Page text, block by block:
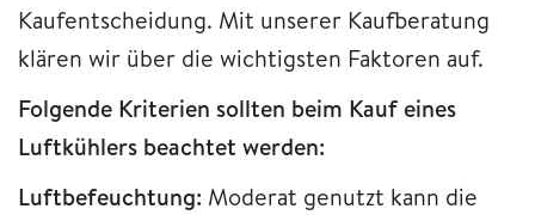
Kaufentscheidung. Mit unserer Kaufberatung
klären wir über die wichtigsten Faktoren auf.
Folgende Kriterien sollten beim Kauf eines
Luftkühlers beachtet werden:
Luftbefeuchtung: Moderat genutzt kann die